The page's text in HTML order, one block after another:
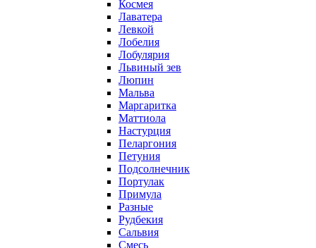
Космея
Лаватера
Левкой
Лобелия
Лобулярия
Львиный зев
Люпин
Мальва
Маргаритка
Маттиола
Настурция
Пеларгония
Петуния
Подсолнечник
Портулак
Примула
Разные
Рудбекия
Сальвия
Смесь